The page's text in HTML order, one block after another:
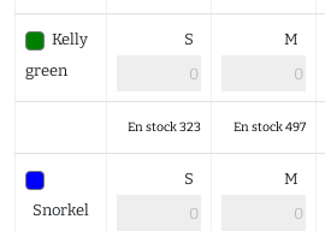
Kelly
green
S M
En stock 323 En stock 497
Snorkel
S M